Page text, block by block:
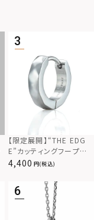
【限定展開】“THE EDG
E”カッティングフープピ
アス/サージカルステンレ
4,400 (税込)